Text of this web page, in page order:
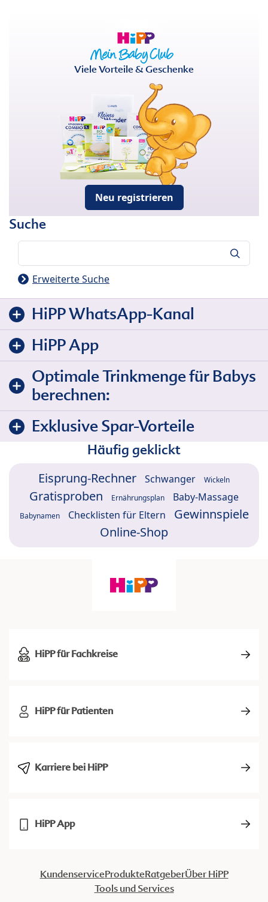
Viele Vorteile & Geschenke
Neu registrieren
Suche
Erweiterte Suche
HiPP WhatsApp-Kanal
HiPP App
Optimale Trinkmenge für Babys
berechnen:
Exklusive Spar-Vorteile
Häufig geklickt
Eisprung-Rechner Schwanger Wickeln
Gratisproben Ernährungsplan Baby-Massage
Babynamen Checklisten für Eltern
Gewinnspiele
Online-Shop
HiPP für Fachkreise
HiPP für Patienten
Karriere bei HiPP
HiPP App
KundenserviceProdukteRatgeberÜber HiPP
Tools und Services